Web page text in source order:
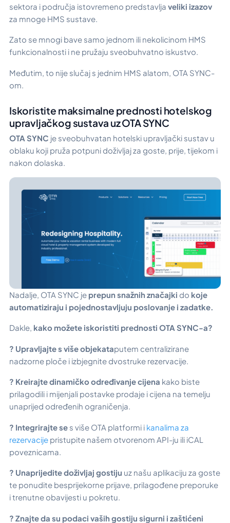
sektora i područja istovremeno predstavlja veliki izazov
za mnoge HMS sustave.
Zato se mnogi bave samo jednom ili nekolicinom HMS
funkcionalnosti i ne pružaju sveobuhvatno iskustvo.
Međutim, to nije slučaj s jednim HMS alatom, OTA SYNC-
om.
Iskoristite maksimalne prednosti hotelskog
upravljačkog sustava uz OTA SYNC
OTA SYNC je sveobuhvatan hotelski upravljački sustav u
oblaku koji pruža potpuni doživljaj za goste, prije, tijekom i
nakon dolaska.
Nadalje, OTA SYNC je prepun snažnih značajki do koje
automatiziraju i pojednostavljuju poslovanje i zadatke.
Dakle, kako možete iskoristiti prednosti OTA SYNC-a?
? Upravljajte s više objekataputem centralizirane
nadzorne ploče i izbjegnite dvostruke rezervacije.
? Kreirajte dinamičko određivanje cijena kako biste
prilagodili i mijenjali postavke prodaje i cijena na temelju
unaprijed određenih ograničenja.
? Integrirajte se s više OTA platformi i kanalima za
rezervacije pristupite našem otvorenom API-ju ili iCAL
poveznicama.
? Unaprijedite doživljaj gostiju uz našu aplikaciju za goste
te ponudite besprijekorne prijave, prilagođene preporuke
i trenutne obavijesti u pokretu.
? Znajte da su podaci vaših gostiju sigurni i zaštićeni